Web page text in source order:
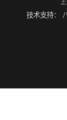
上
技术支持：